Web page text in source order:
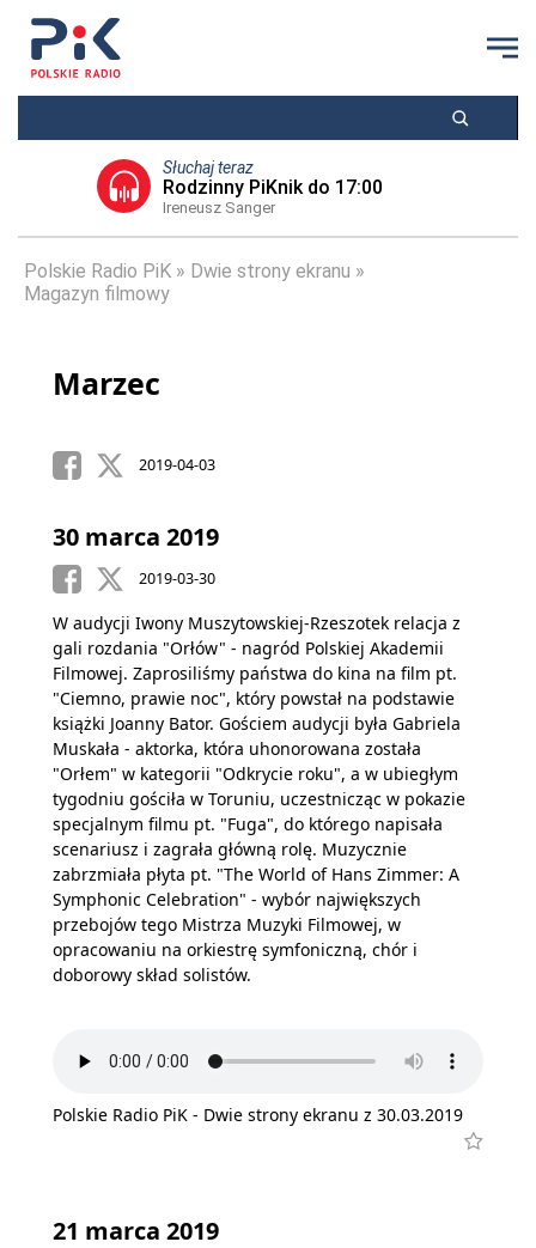
Słuchaj teraz
Rodzinny PiKnik do 17:00
Ireneusz Sanger
Polskie Radio PiK
Dwie strony ekranu
Magazyn filmowy
Marzec
2019-04-03
30 marca 2019
2019-03-30
W audycji Iwony Muszytowskiej-Rzeszotek relacja z
gali rozdania "Orłów" - nagród Polskiej Akademii
Filmowej. Zaprosiliśmy państwa do kina na film pt.
"Ciemno, prawie noc", który powstał na podstawie
książki Joanny Bator. Gościem audycji była Gabriela
Muskała - aktorka, która uhonorowana została
"Orłem" w kategorii "Odkrycie roku", a w ubiegłym
tygodniu gościła w Toruniu, uczestnicząc w pokazie
specjalnym filmu pt. "Fuga", do którego napisała
scenariusz i zagrała główną rolę. Muzycznie
zabrzmiała płyta pt. "The World of Hans Zimmer: A
Symphonic Celebration" - wybór największych
przebojów tego Mistrza Muzyki Filmowej, w
opracowaniu na orkiestrę symfoniczną, chór i
doborowy skład solistów.
Polskie Radio PiK - Dwie strony ekranu z 30.03.2019
21 marca 2019